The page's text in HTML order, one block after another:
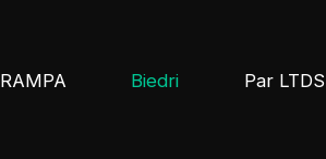
RAMPA Biedri Par LTDS